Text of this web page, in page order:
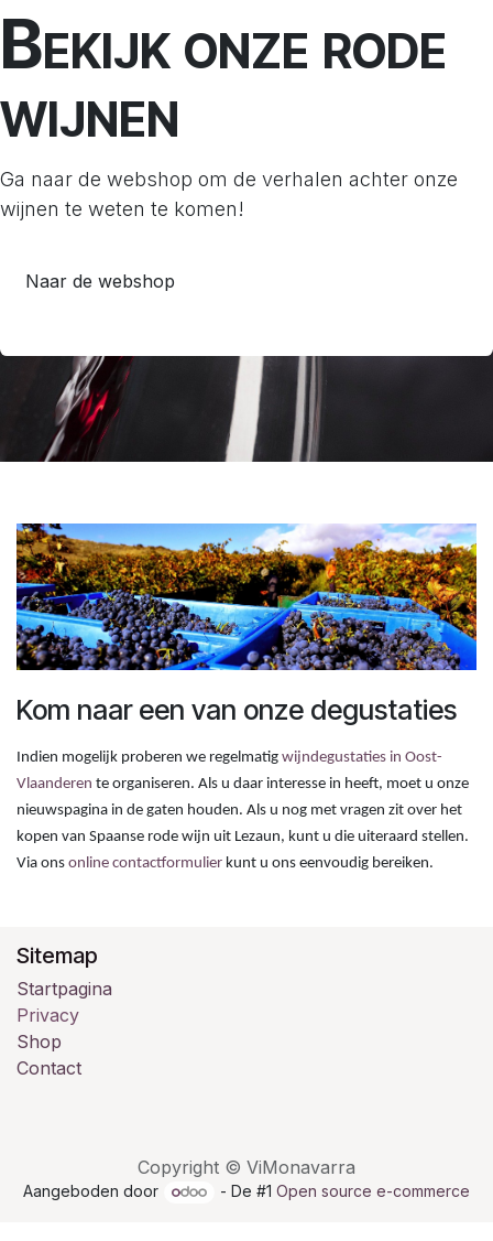
Bekijk onze rode
wijnen
Ga naar de webshop om de verhalen achter onze
wijnen te weten te komen!
Naar de webshop
Kom naar een van onze degustaties
Indien mogelijk proberen we regelmatig wijndegustaties in Oost-
Vlaanderen te organiseren. Als u daar interesse in heeft, moet u onze
nieuwspagina in de gaten houden. Als u nog met vragen zit over het
kopen van Spaanse rode wijn uit Lezaun, kunt u die uiteraard stellen.
Via ons online contactformulier kunt u ons eenvoudig bereiken.
Sitemap
Startpagina
Privacy
Shop
Contact
Copyright © ViMonavarra
Aangeboden door - De #1Open source e-commerce